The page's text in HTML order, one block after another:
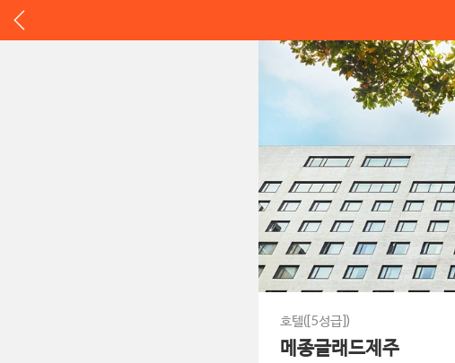
호텔([5성급])
메종글래드제주